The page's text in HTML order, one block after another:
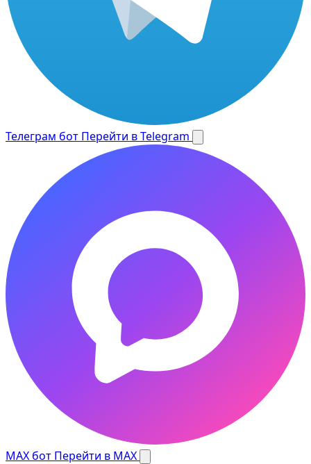
Телеграм бот Перейти в Telegram
MAX бот Перейти в MAX